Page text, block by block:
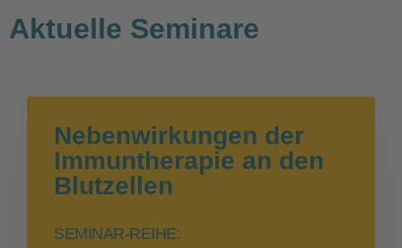
Aktuelle Seminare
Nebenwirkungen der
Immuntherapie an den
Blutzellen
SEMINAR-REIHE: